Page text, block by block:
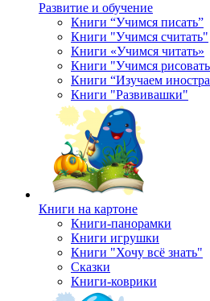
Развитие и обучение
Книги “Учимся писать”
Книги "Учимся считать"
Книги «Учимся читать»
Книги "Учимся
Книги “Изучаем
Книги "Развивашки"
Книги на картоне
Книги-панорамки
Книги игрушки
Книги "Хочу всё знать"
Сказки
Книги-коврики